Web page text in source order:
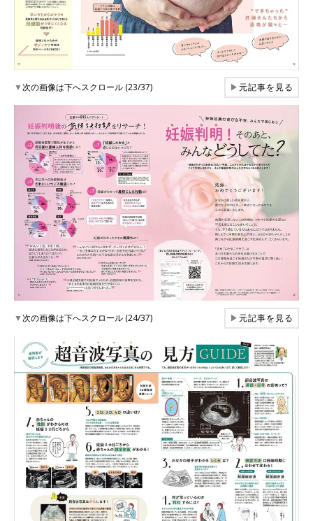
▼次の画像は下へスクロール (23/37) ▶元記事を見る
▼次の画像は下へスクロール (24/37) ▶元記事を見る